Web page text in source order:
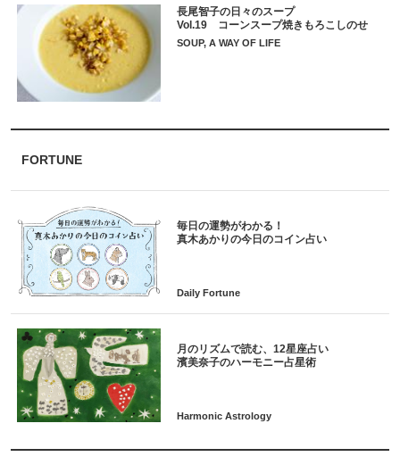
長尾智子の日々のスープ
Vol.19 コーンスープ焼きもろこしのせ
SOUP, A WAY OF LIFE
FORTUNE
毎日の運勢がわかる！
月のリズムで読む、12星座占い